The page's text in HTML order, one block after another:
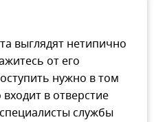
выглядят нетипично
от его
нужно в том
в отверстие
службы